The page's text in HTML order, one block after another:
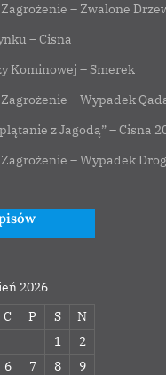
– Zwalone
– Cisna
Kominowej – Smerek
– Wypadek
z Jagodą” – Cisna
– Wypadek
2026
C P S
N
1
2
6 7 8
9